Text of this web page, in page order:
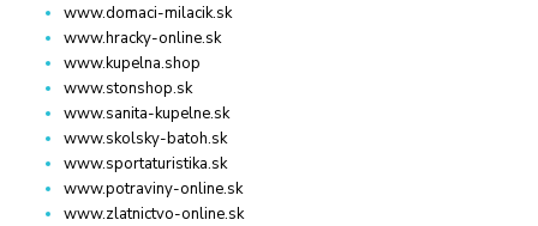
www.domaci-milacik.sk
www.hracky-online.sk
www.kupelna.shop
www.stonshop.sk
www.sanita-kupelne.sk
www.skolsky-batoh.sk
www.sportaturistika.sk
www.potraviny-online.sk
www.zlatnictvo-online.sk